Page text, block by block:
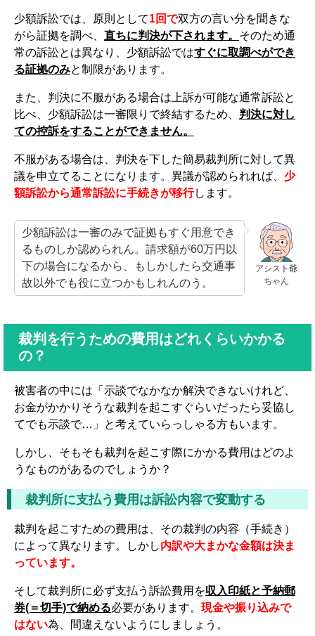
少額訴訟では、原則として1回で双方の言い分を聞きな
がら証拠を調べ、 直ちに判決が下されます。 そのため通
常の訴訟とは異なり、少額訴訟ではすぐに取調べができ
る証拠のみと制限があります。
また、判決に不服がある場合は上訴が可能な通常訴訟と
比べ、少額訴訟は一審限りで終結するため、 判決に対し
ての控訴をすることができません。
不服がある場合は、判決を下した簡易裁判所に対して異
議を申立てることになります。異議が認められれば、 少
額訴訟から通常訴訟に手続きが移行します。
アシスト爺
ちゃん
少額訴訟は一審のみで証拠もすぐ用意でき
るものしか認められん。請求額が60万円以
下の場合になるから、もしかしたら交通事
故以外でも役に立つかもしれんのう。
裁判を行うための費用はどれくらいかかる
の？
被害者の中には「示談でなかなか解決できないけれど、
お金がかかりそうな裁判を起こすぐらいだったら妥協し
てでも示談で…」と考えていらっしゃる方もいます。
しかし、そもそも裁判を起こす際にかかる費用はどのよ
うなものがあるのでしょうか？
裁判所に支払う費用は訴訟内容で変動する
裁判を起こすための費用は、その裁判の内容（手続き）
によって異なります。しかし内訳や大まかな金額は決ま
っています。
そして裁判所に必ず支払う訴訟費用を収入印紙と予納郵
券(＝切手)で納める必要があります。 現金や振り込みで
はない為、間違えないようにしましょう。